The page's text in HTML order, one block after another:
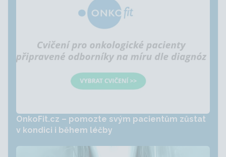
OnkoFit.cz – pomozte svým pacientům zůstat
v kondici i během léčby